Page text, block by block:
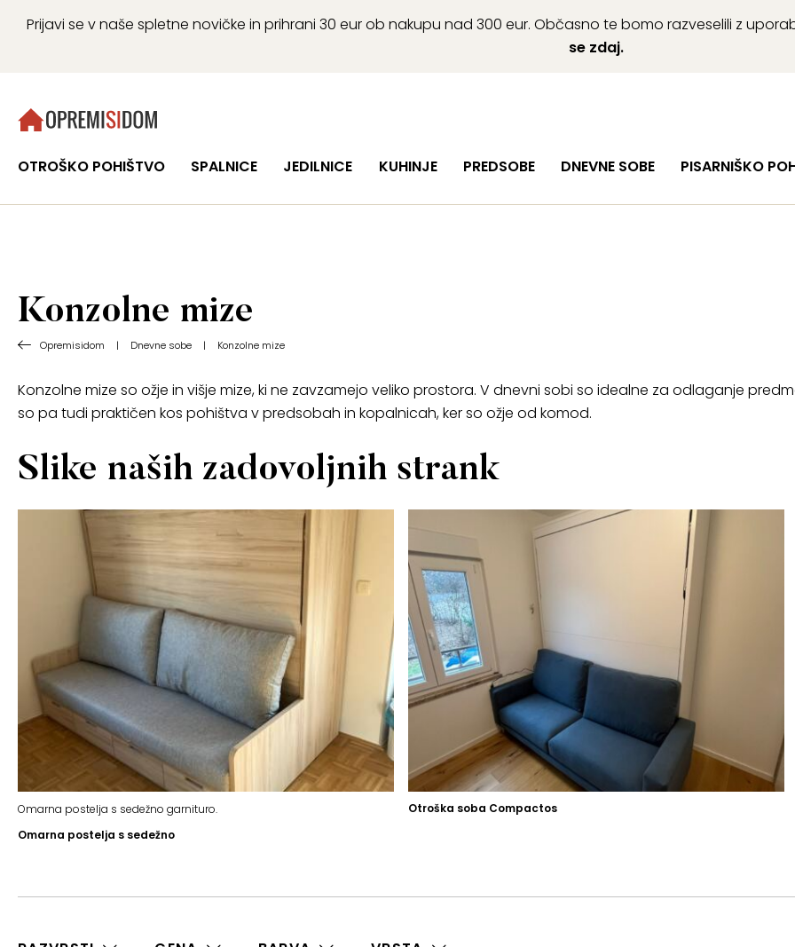
Prijavi se v naše spletne novičke in prihrani 30 eur ob nakupu nad 300 eur. Občasno te bomo razveselili z
se zdaj.
OTROŠKO POHIŠTVO SPALNICE JEDILNICE KUHINJE PREDSOBE DNEVNE SOBE PISARNIŠKO
Konzolne mize
Opremisidom | Dnevne sobe | Konzolne mize
Konzolne mize so ožje in višje mize, ki ne zavzamejo veliko prostora. V dnevni sobi so idealne za odlaganje
so pa tudi praktičen kos pohištva v predsobah in kopalnicah, ker so ožje od komod.
Slike naših zadovoljnih strank
Omarna postelja s sedežno garnituro.
Omarna postelja s sedežno
Otroška soba Compactos